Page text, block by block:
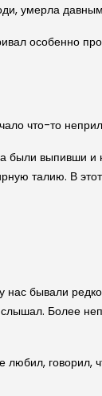
умерла
особенно
что-то
выпивши и
талию. В
нас бывали
Более
говорил,